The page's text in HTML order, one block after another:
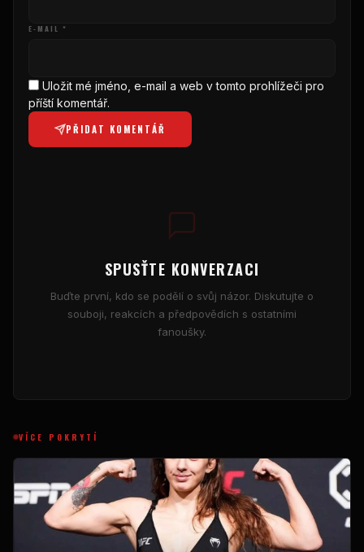
E-MAIL *
Uložit mé jméno, e-mail a web v tomto prohlížeči pro
příští komentář.
PŘIDAT KOMENTÁŘ
SPUSŤTE KONVERZACI
Buďte první, kdo se podělí o svůj názor. Diskutujte o
souboji, reakcích a předpovědích s ostatními
fanoušky.
VÍCE POKRYTÍ